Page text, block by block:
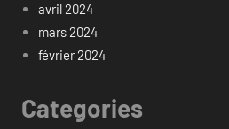
avril 2024
mars 2024
février 2024
Categories